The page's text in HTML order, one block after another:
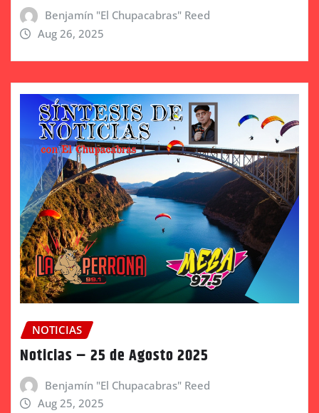
Benjamín "El Chupacabras" Reed
Aug 26, 2025
NOTICIAS
Noticias – 25 de Agosto 2025
Benjamín "El Chupacabras" Reed
Aug 25, 2025